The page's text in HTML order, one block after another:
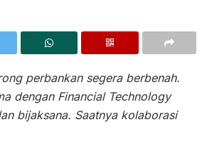
perbankan segera berbenah.
dengan Financial Technology
bijaksana. Saatnya kolaborasi